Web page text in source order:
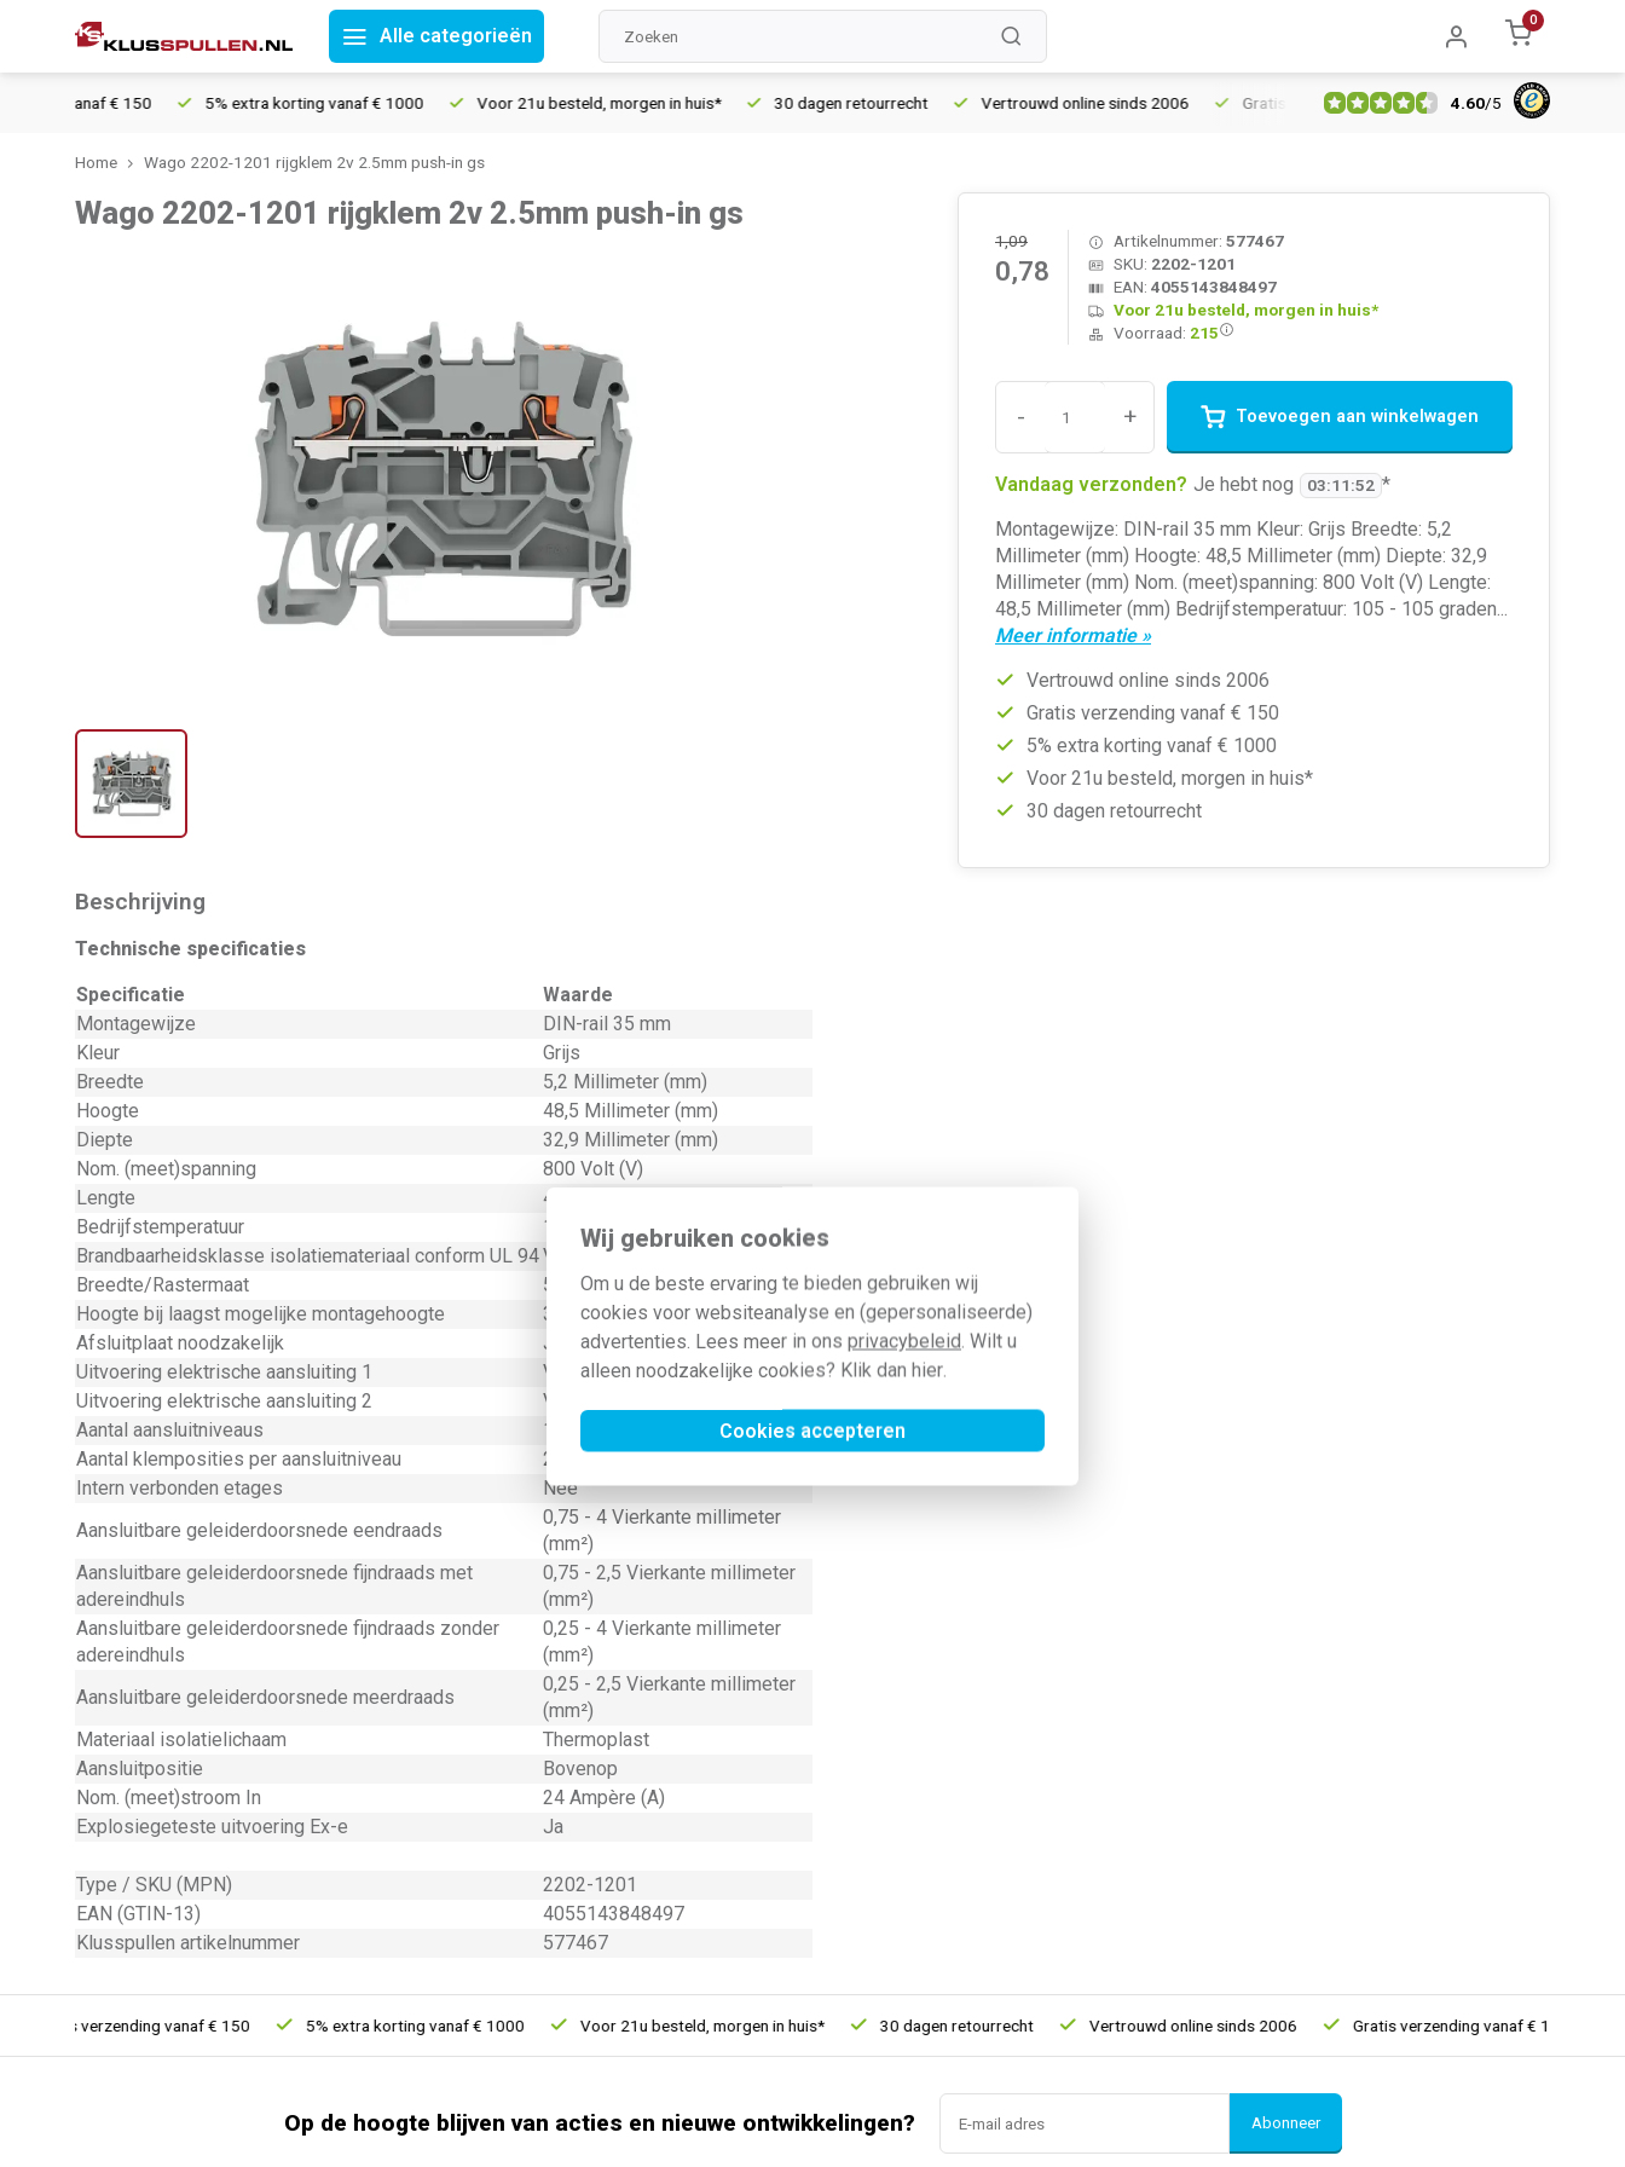
Wij gebruiken cookies
Om u de beste ervaring te bieden gebruiken wij
cookies voor websiteanalyse en (gepersonaliseerde)
advertenties. Lees meer in ons privacybeleid. Wilt u
alleen noodzakelijke cookies? Klik dan hier.
Cookies accepteren
Alle categorieën
0
vanaf € 150 5% extra korting vanaf € 1000 Voor 21u besteld, morgen in huis* 30 dagen retourrecht Vertrouwd online sinds 2006 Gratis verzending vanaf € 150 5% extra korting
4.60/5
Home Wago 2202-1201 rijgklem 2v 2.5mm push-in gs
Wago 2202-1201 rijgklem 2v 2.5mm push-in gs
1,09
0,78
Artikelnummer: 577467
SKU: 2202-1201
EAN: 4055143848497
Voor 21u besteld, morgen in huis*
Voorraad: 215
- + Toevoegen aan winkelwagen
Vandaag verzonden? Je hebt nog 03:11:51 *
Montagewijze: DIN-rail 35 mm Kleur: Grijs Breedte: 5,2
Millimeter (mm) Hoogte: 48,5 Millimeter (mm) Diepte: 32,9
Millimeter (mm) Nom. (meet)spanning: 800 Volt (V) Lengte:
48,5 Millimeter (mm) Bedrijfstemperatuur: 105 - 105 graden...
Meer informatie »
Vertrouwd online sinds 2006
Gratis verzending vanaf € 150
5% extra korting vanaf € 1000
Voor 21u besteld, morgen in huis*
30 dagen retourrecht
Beschrijving
Technische specificaties
Specificatie
Waarde
Montagewijze
DIN-rail 35 mm
Kleur
Grijs
Breedte
5,2 Millimeter (mm)
Hoogte
48,5 Millimeter (mm)
Diepte
32,9 Millimeter (mm)
Nom. (meet)spanning
800 Volt (V)
Lengte
48,5 Millimeter (mm)
Bedrijfstemperatuur
105 - 105 graden Celsius (°C)
Brandbaarheidsklasse isolatiemateriaal conform UL 94V0
Breedte/Rastermaat
5,2 Millimeter (mm)
Hoogte bij laagst mogelijke montagehoogte
32,9 Millimeter (mm)
Afsluitplaat noodzakelijk
Ja
Uitvoering elektrische aansluiting 1
Veerklemaansluiting
Uitvoering elektrische aansluiting 2
Veerklemaansluiting
Aantal aansluitniveaus
1
Aantal klemposities per aansluitniveau
2
Intern verbonden etages
Nee
Aansluitbare geleiderdoorsnede eendraads
0,75 - 4 Vierkante millimeter
(mm²)
Aansluitbare geleiderdoorsnede fijndraads met
adereindhuls
0,75 - 2,5 Vierkante millimeter
(mm²)
Aansluitbare geleiderdoorsnede fijndraads zonder
adereindhuls
0,25 - 4 Vierkante millimeter
(mm²)
Aansluitbare geleiderdoorsnede meerdraads
0,25 - 2,5 Vierkante millimeter
(mm²)
Materiaal isolatielichaam
Thermoplast
Aansluitpositie
Bovenop
Nom. (meet)stroom In
24 Ampère (A)
Explosiegeteste uitvoering Ex-e
Ja
Type / SKU (MPN)
2202-1201
EAN (GTIN-13)
4055143848497
Klusspullen artikelnummer
577467
Gratis verzending vanaf € 150 5% extra korting vanaf € 1000 Voor 21u besteld, morgen in huis* 30 dagen retourrecht Vertrouwd online sinds 2006 Gratis verzending vanaf € 150
Op de hoogte blijven van acties en nieuwe ontwikkelingen? Abonneer